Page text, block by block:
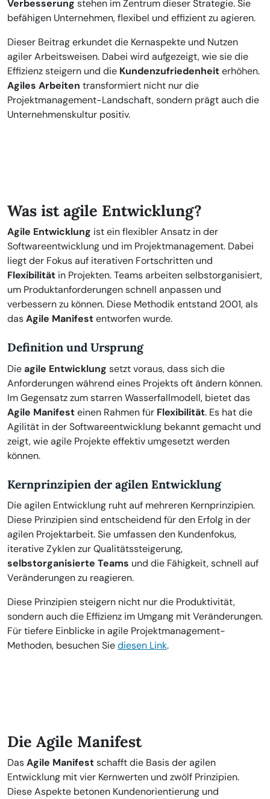
Verbesserung stehen im Zentrum dieser Strategie. Sie
befähigen Unternehmen, flexibel und effizient zu agieren.
Dieser Beitrag erkundet die Kernaspekte und Nutzen
agiler Arbeitsweisen. Dabei wird aufgezeigt, wie sie die
Effizienz steigern und die Kundenzufriedenheiterhöhen.
Agiles Arbeiten transformiert nicht nur die
Projektmanagement-Landschaft, sondern prägt auch die
Unternehmenskultur positiv.
Was ist agile Entwicklung?
Agile Entwicklung ist ein flexibler Ansatz in der
Softwareentwicklung und im Projektmanagement. Dabei
liegt der Fokus auf iterativen Fortschritten und
Flexibilität in Projekten. Teams arbeiten selbstorganisiert,
um Produktanforderungen schnell anpassen und
verbessern zu können. Diese Methodik entstand 2001, als
dasAgile Manifestentworfen wurde.
Definition und Ursprung
Dieagile Entwicklung setzt voraus, dass sich die
Anforderungen während eines Projekts oft ändern können.
Im Gegensatz zum starren Wasserfallmodell, bietet das
Agile Manifesteinen Rahmen für Flexibilität. Es hat die
Agilität in der Softwareentwicklung bekannt gemacht und
zeigt, wie agile Projekte effektiv umgesetzt werden
können.
Kernprinzipien der agilen Entwicklung
Die agilen Entwicklung ruht auf mehreren Kernprinzipien.
Diese Prinzipien sind entscheidend für den Erfolg in der
agilen Projektarbeit. Sie umfassen den Kundenfokus,
iterative Zyklen zur Qualitätssteigerung,
selbstorganisierte Teams und die Fähigkeit, schnell auf
Veränderungen zu reagieren.
Diese Prinzipien steigern nicht nur die Produktivität,
sondern auch die Effizienz im Umgang mit Veränderungen.
Für tiefere Einblicke in agile Projektmanagement-
Methoden, besuchen Siediesen Link.
Die Agile Manifest
DasAgile Manifestschafft die Basis der agilen
Entwicklung mit vier Kernwerten und zwölf Prinzipien.
Diese Aspekte betonen Kundenorientierung und